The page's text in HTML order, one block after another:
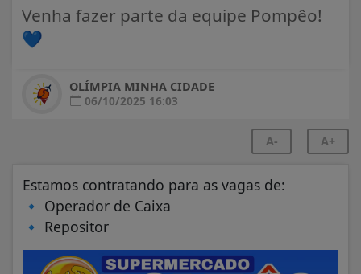
Venha fazer parte da equipe Pompêo!
💙
OLÍMPIA MINHA CIDADE
06/10/2025 16:03
A- A+
Estamos contratando para as vagas de:
🔹 Operador de Caixa
🔹 Repositor